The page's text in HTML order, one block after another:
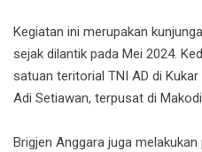
Kegiatan ini merupakan
sejak dilantik pada Mei 2024.
satuan teritorial TNI AD di
Adi Setiawan, terpusat di
Brigjen Anggara juga